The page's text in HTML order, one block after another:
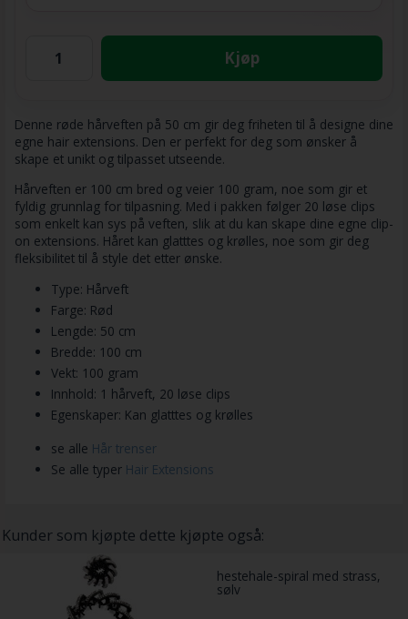
Kjøp
Denne røde hårveften på 50 cm gir deg friheten til å designe dine
egne hair extensions. Den er perfekt for deg som ønsker å
skape et unikt og tilpasset utseende.
Hårveften er 100 cm bred og veier 100 gram, noe som gir et
fyldig grunnlag for tilpasning. Med i pakken følger 20 løse clips
som enkelt kan sys på veften, slik at du kan skape dine egne clip-
on extensions. Håret kan glatttes og krølles, noe som gir deg
fleksibilitet til å style det etter ønske.
Type: Hårveft
Farge: Rød
Lengde: 50 cm
Bredde: 100 cm
Vekt: 100 gram
Innhold: 1 hårveft, 20 løse clips
Egenskaper: Kan glatttes og krølles
se alle Hår trenser
Se alle typer Hair Extensions
Kunder som kjøpte dette kjøpte også:
hestehale-spiral med strass,
sølv